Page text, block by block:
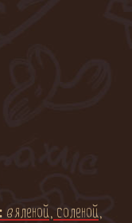
вяленой, соленой,